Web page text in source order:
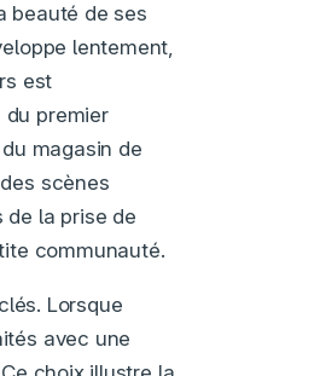
beauté de ses
lentement,
est
premier
magasin de
scènes
de la prise de
communauté.
Lorsque
avec une